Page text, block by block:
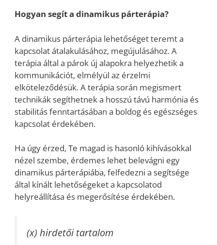
Hogyan segít a dinamikus párterápia?
A dinamikus párterápia lehetőséget teremt a
kapcsolat átalakulásához, megújulásához. A
terápia által a párok új alapokra helyezhetik a
kommunikációt, elmélyül az érzelmi
elköteleződésük. A terápia során megismert
technikák segíthetnek a hosszú távú harmónia és
stabilitás fenntartásában a boldog és egészséges
kapcsolat érdekében.
Ha úgy érzed, Te magad is hasonló kihívásokkal
nézel szembe, érdemes lehet belevágni egy
dinamikus párterápiába, felfedezni a segítsége
által kínált lehetőségeket a kapcsolatod
helyreállítása és megerősítése érdekében.
(x) hirdetői tartalom